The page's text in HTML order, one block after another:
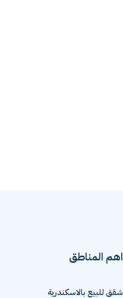
اهم المناطق
شقق للبيع بالاسكندرية